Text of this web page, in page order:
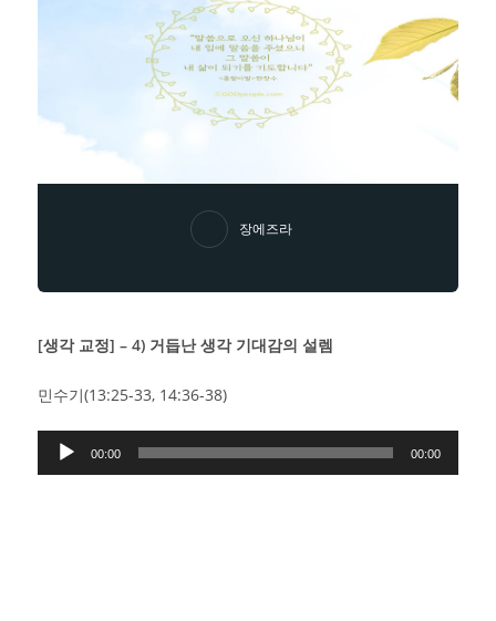
장에즈라
[생각 교정] – 4) 거듭난 생각 기대감의 설렘
민수기(13:25-33, 14:36-38)
Audio
Player
00:00 00:00